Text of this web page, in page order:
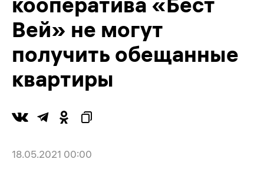
Вей» не могут
получить обещанные
квартиры
18.05.2021 00:00